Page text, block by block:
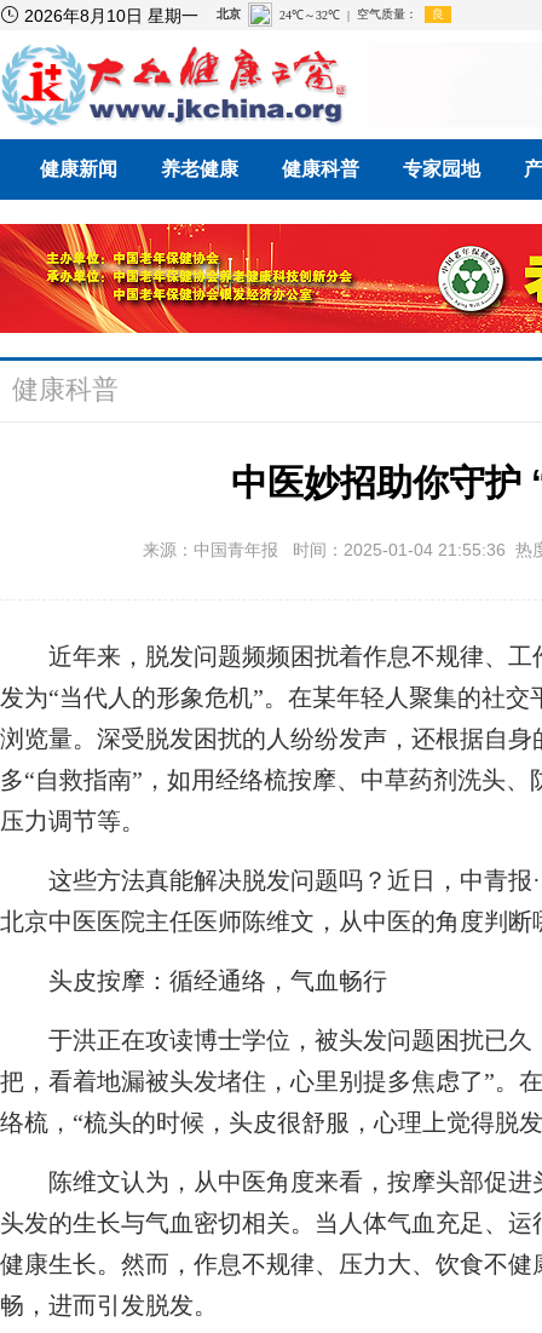
 2026年8月10日 星期一
健康新闻 养老健康 健康科普 专家园地
健康科普
中医妙招助你守护
来源：中国青年报 时间：2025-01-04 21:55:36 热
近年来，脱发问题频频困扰着作息不规律、工
发为“当代人的形象危机”。在某年轻人聚集的社
浏览量。深受脱发困扰的人纷纷发声，还根据自
多“自救指南”，如用经络梳按摩、中草药剂洗头
压力调节等。
这些方法真能解决脱发问题吗？近日，中青报·
北京中医医院主任医师陈维文，从中医的角度判
头皮按摩：循经通络，气血畅行
于洪正在攻读博士学位，被头发问题困扰已久
把，看着地漏被头发堵住，心里别提多焦虑了”。
络梳，“梳头的时候，头皮很舒服，心理上觉得脱
陈维文认为，从中医角度来看，按摩头部促进
头发的生长与气血密切相关。当人体气血充足、
健康生长。然而，作息不规律、压力大、饮食不
畅，进而引发脱发。